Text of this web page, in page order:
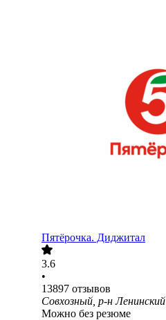
Пятёрочка. Диджитал
3.6
•
13897 отзывов
Совхозный, р-н Ленинский
Можно без резюме